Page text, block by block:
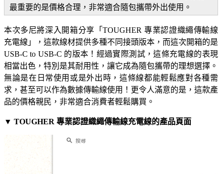
最重要的是價格合理，非常適合隨包攜帶外出使用。
本次多尼將深入開箱分享「TOUGHER 專業認證織繩傳輸線
充電線」，這款線材提供多種不同接頭版本，而這次開箱的是
USB-C to USB-C 的版本！經過實際測試，這條充電線的表現
相當出色，特別是其耐用性，讓它成為隨包攜帶的理想選擇。
無論是在日常使用或是外出時，這條線都能輕鬆應對各種需
求，甚至可以作為數據傳輸線使用！更令人滿意的是，這款產
品的價格親民，非常適合消費者輕鬆購買。
▼ TOUGHER 專業認證織繩傳輸線充電線的產品頁面